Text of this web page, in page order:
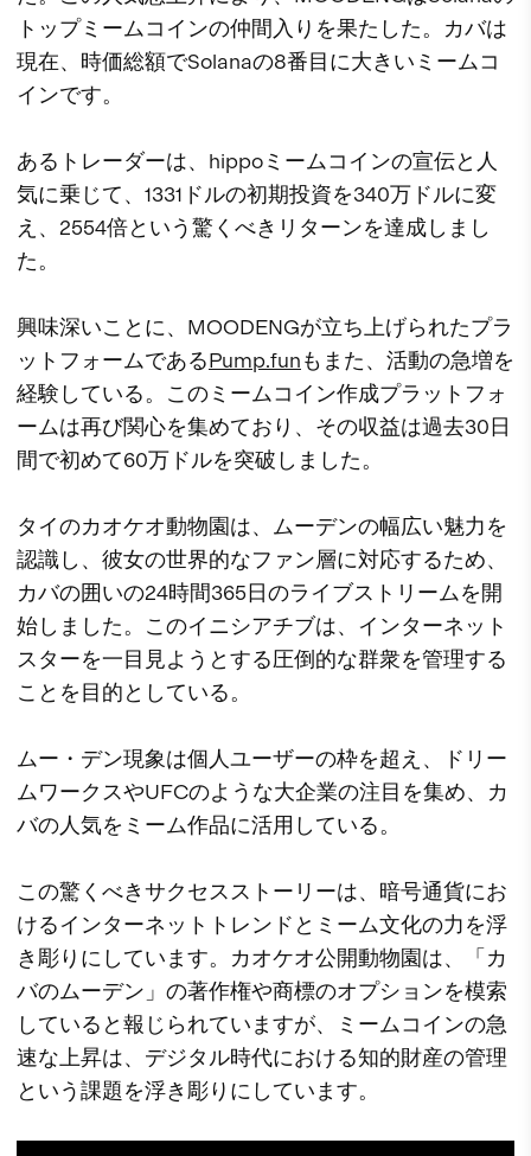
トップミームコインの仲間入りを果たした。カバは
現在、時価総額でSolanaの8番目に大きいミームコ
インです。
あるトレーダーは、hippoミームコインの宣伝と人
気に乗じて、1331ドルの初期投資を340万ドルに変
え、2554倍という驚くべきリターンを達成しまし
た。
興味深いことに、MOODENGが立ち上げられたプラ
ットフォームであるPump.funもまた、活動の急増を
経験している。このミームコイン作成プラットフォ
ームは再び関心を集めており、その収益は過去30日
間で初めて60万ドルを突破しました。
タイのカオケオ動物園は、ムーデンの幅広い魅力を
認識し、彼女の世界的なファン層に対応するため、
カバの囲いの24時間365日のライブストリームを開
始しました。このイニシアチブは、インターネット
スターを一目見ようとする圧倒的な群衆を管理する
ことを目的としている。
ムー・デン現象は個人ユーザーの枠を超え、ドリー
ムワークスやUFCのような大企業の注目を集め、カ
バの人気をミーム作品に活用している。
この驚くべきサクセスストーリーは、暗号通貨にお
けるインターネットトレンドとミーム文化の力を浮
き彫りにしています。カオケオ公開動物園は、「カ
バのムーデン」の著作権や商標のオプションを模索
していると報じられていますが、ミームコインの急
速な上昇は、デジタル時代における知的財産の管理
という課題を浮き彫りにしています。